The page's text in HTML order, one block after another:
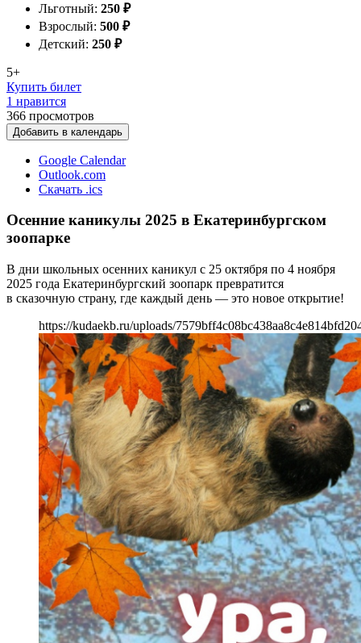
Льготный: 250 ₽
Взрослый: 500 ₽
Детский: 250 ₽
5+
Купить билет
1 нравится
366 просмотров
Добавить в календарь
Google Calendar
Outlook.com
Скачать .ics
Осенние каникулы 2025 в Екатеринбургском
зоопарке
В дни школьных осенних каникул с 25 октября по 4 ноября
2025 года Екатеринбургский зоопарк превратится
в сказочную страну, где каждый день — это новое открытие!
https://kudaekb.ru/uploads/